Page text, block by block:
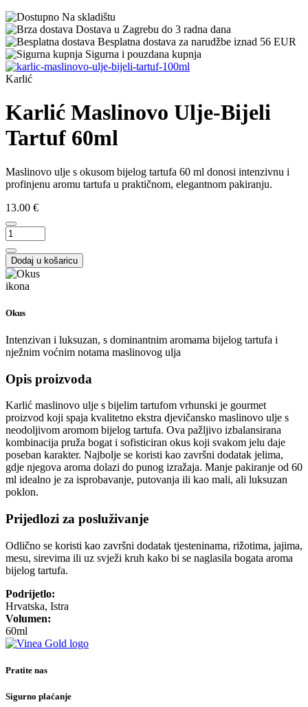
Na skladištu
Dostava u Zagrebu do 3 radna dana
Besplatna dostava za narudžbe iznad 56 EUR
Sigurna i pouzdana kupnja
Karlić
Karlić Maslinovo Ulje-Bijeli
Tartuf 60ml
Maslinovo ulje s okusom bijelog tartufa 60 ml donosi intenzivnu i
profinjenu aromu tartufa u praktičnom, elegantnom pakiranju.
13.00 €
Dodaj u košaricu
Okus
Intenzivan i luksuzan, s dominantnim aromama bijelog tartufa i
nježnim voćnim notama maslinovog ulja
Opis proizvoda
Karlić maslinovo ulje s bijelim tartufom vrhunski je gourmet
proizvod koji spaja kvalitetno ekstra djevičansko maslinovo ulje s
neodoljivom aromom bijelog tartufa. Ova pažljivo izbalansirana
kombinacija pruža bogat i sofisticiran okus koji svakom jelu daje
poseban karakter. Najbolje se koristi kao završni dodatak jelima,
gdje njegova aroma dolazi do punog izražaja. Manje pakiranje od 60
ml idealno je za isprobavanje, putovanja ili kao mali, ali luksuzan
poklon.
Prijedlozi za posluživanje
Odlično se koristi kao završni dodatak tjesteninama, rižotima, jajima,
mesu, sirevima ili uz svježi kruh kako bi se naglasila bogata aroma
bijelog tartufa.
Podrijetlo:
Hrvatska, Istra
Volumen:
60ml
Pratite nas
Sigurno plaćanje